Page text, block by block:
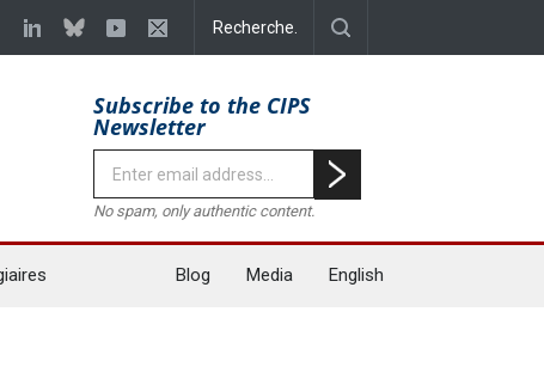
Subscribe to the CIPS
Newsletter
No spam, only authentic content.
Blog Media English